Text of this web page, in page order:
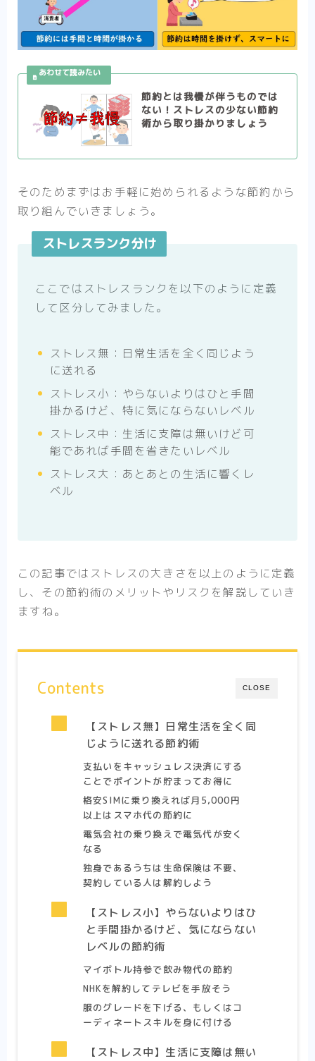
節約とは我慢が伴うものでは
ない！ストレスの少ない節約
術から取り掛かりましょう
そのためまずはお手軽に始められるような節約から
取り組んでいきましょう。
ストレスランク分け
ここではストレスランクを以下のように定義
して区分してみました。
ストレス無：日常生活を全く同じよう
に送れる
ストレス小：やらないよりはひと手間
掛かるけど、特に気にならないレベル
ストレス中：生活に支障は無いけど可
能であれば手間を省きたいレベル
ストレス大：あとあとの生活に響くレ
ベル
この記事ではストレスの大きさを以上のように定義
し、その節約術のメリットやリスクを解説していき
ますね。
CLOSE
Contents
【ストレス無】日常生活を全く同
じように送れる節約術
支払いをキャッシュレス決済にする
ことでポイントが貯まってお得に
格安SIMに乗り換えれば月5,000円
以上はスマホ代の節約に
電気会社の乗り換えで電気代が安く
なる
独身であるうちは生命保険は不要、
契約している人は解約しよう
【ストレス小】やらないよりはひ
と手間掛かるけど、気にならない
レベルの節約術
マイボトル持参で飲み物代の節約
NHKを解約してテレビを手放そう
服のグレードを下げる、もしくはコ
ーディネートスキルを身に付ける
【ストレス中】生活に支障は無い